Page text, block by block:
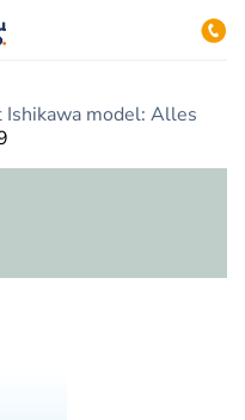
Ishikawa model: Alles